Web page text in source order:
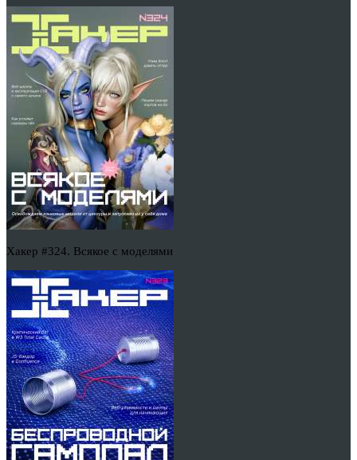
Хакер #324. Всякое с моделями